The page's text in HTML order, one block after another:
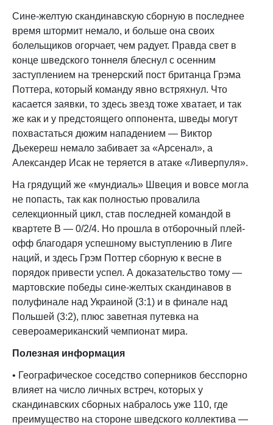
Сине-желтую скандинавскую сборную в последнее
время штормит немало, и больше она своих
болельщиков огорчает, чем радует. Правда свет в
конце шведского тоннеля блеснул с осенним
заступлением на тренерский пост британца Грэма
Поттера, который команду явно встряхнул. Что
касается заявки, то здесь звезд тоже хватает, и так
же как и у предстоящего оппонента, шведы могут
похвастаться дюжим нападением — Виктор
Дьекереш немало забивает за «Арсенал», а
Александер Исак не теряется в атаке «Ливерпуля».
На грядущий же «мундиаль» Швеция и вовсе могла
не попасть, так как полностью провалила
селекционный цикл, став последней командой в
квартете B — 0/2/4. Но прошла в отборочный плей-
офф благодаря успешному выступлению в Лиге
наций, и здесь Грэм Поттер сборную к весне в
порядок привести успел. А доказательство тому —
мартовские победы сине-желтых скандинавов в
полуфинале над Украиной (3:1) и в финале над
Польшей (3:2), плюс заветная путевка на
североамериканский чемпионат мира.
Полезная информация
• Географическое соседство соперников бесспорно
влияет на число личных встреч, которых у
скандинавских сборных набралось уже 110, где
преимущество на стороне шведского коллектива —